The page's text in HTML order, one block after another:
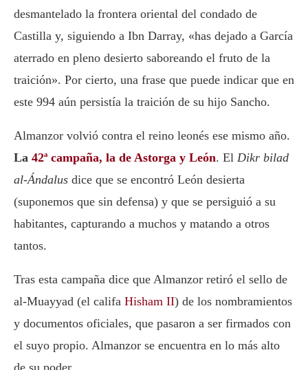
desmantelado la frontera oriental del condado de
Castilla y, siguiendo a Ibn Darray, «has dejado a García
aterrado en pleno desierto saboreando el fruto de la
traición». Por cierto, una frase que puede indicar que en
este 994 aún persistía la traición de su hijo Sancho.
Almanzor volvió contra el reino leonés ese mismo año.
La 42ª campaña, la de Astorga y León. El Dikr bilad
al-Ándalus dice que se encontró León desierta
(suponemos que sin defensa) y que se persiguió a su
habitantes, capturando a muchos y matando a otros
tantos.
Tras esta campaña dice que Almanzor retiró el sello de
al-Muayyad (el califa Hisham II) de los nombramientos
y documentos oficiales, que pasaron a ser firmados con
el suyo propio. Almanzor se encuentra en lo más alto